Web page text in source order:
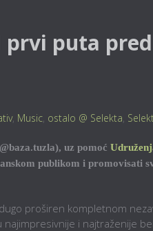
prvi puta
, Music, ostalo @ Selekta,
uz pomoć
publikom i promovisati
proširen kompletnom
i najtraženije